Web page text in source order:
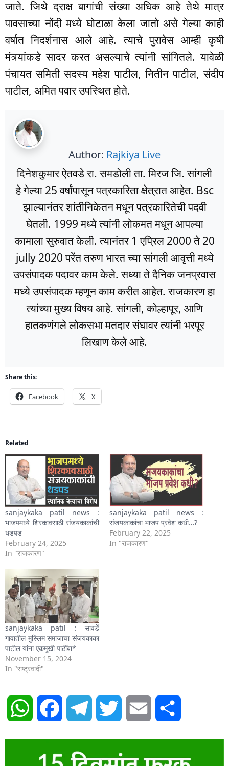
जाते. जिथे द्राक्ष बागांची संख्या अधिक आहे तेथे मात्र
पावसाच्या नोंदी मध्ये घोटाळा केला जातो असे गेल्या काही
वर्षात निदर्शनास आले आहे. त्याचे पुरावेस आम्ही कृषी
मंत्र्यांकडे सादर करत असल्याचे त्यांनी सांगितले. यावेळी
पंचायत समिती सदस्य महेश पाटील, नितीन पाटील, संदीप
पाटील, अमित पवार उपस्थित होते.
Author: Rajkiya Live
दिनेशकुमार ऐतवडे रा. समडोली ता. मिरज जि. सांगली
हे गेल्या 25 वर्षांपासून पत्रकारिता क्षेत्रात आहेत. Bsc
झाल्यानंतर शांतीनिकेतन मधून पत्रकारितेची पदवी
घेतली. 1999 मध्ये त्यांनी लोकमत मधून आपल्या
कामाला सुरुवात केली. त्यानंतर 1 एप्रिल 2000 ते 20
jully 2020 परेंत तरुण भारत च्या सांगली आवृत्ती मध्ये
उपसंपादक पदावर काम केले. सध्या ते दैनिक जनप्रवास
मध्ये उपसंपादक म्हणून काम करीत आहेत. राजकारण हा
त्यांच्या मुख्य विषय आहे. सांगली, कोल्हापूर, आणि
हातकणंगले लोकसभा मतदार संघावर त्यांनी भरपूर
लिखाण केले आहे.
Share this:
Facebook X
Related
sanjaykaka patil news :
भाजपमध्ये शिरकावसाठी संजयकाकांची
धडपड
February 24, 2025
In "राजकारण"
sanjaykaka patil news :
संजयकाकांचा भाजप प्रवेश कधी…?
February 22, 2025
In "राजकारण"
sanjaykaka patil : सावर्डे
गावातील मुस्लिम समाजाचा संजयकाका
पाटील यांना एकमूखी पाठींबा*
November 15, 2024
In "राष्ट्रवादी"
WhatsAppFacebook Telegram Twitter Email